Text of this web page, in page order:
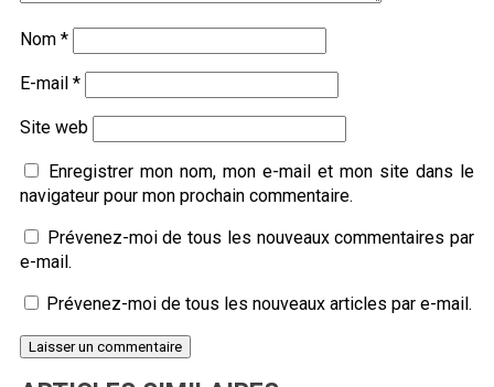
Nom *
E-mail *
Site web
Enregistrer mon nom, mon e-mail et mon site dans le
navigateur pour mon prochain commentaire.
Prévenez-moi de tous les nouveaux commentaires par
e-mail.
Prévenez-moi de tous les nouveaux articles par e-mail.